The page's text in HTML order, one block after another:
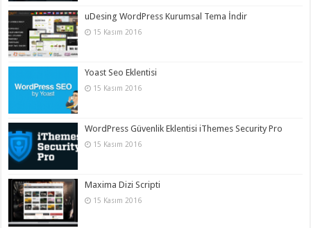
uDesing WordPress Kurumsal Tema İndir
15 Kasım 2016
Yoast Seo Eklentisi
15 Kasım 2016
WordPress Güvenlik Eklentisi iThemes Security Pro
15 Kasım 2016
Maxima Dizi Scripti
15 Kasım 2016